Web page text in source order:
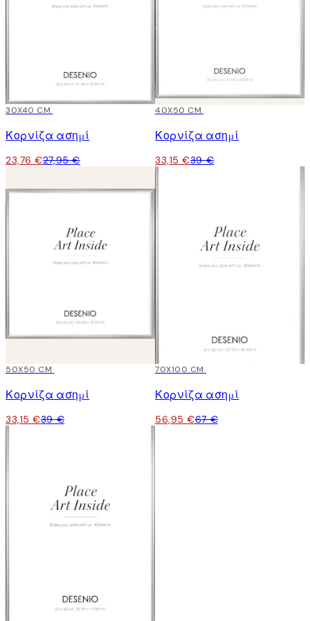
15%*
30X40 CM
Κορνίζα ασημί
23,76 €27,95 €
15%*
40X50 CM
Κορνίζα ασημί
33,15 €39 €
15%*
50X50 CM
Κορνίζα ασημί
33,15 €39 €
15%*
70X100 CM
Κορνίζα ασημί
56,95 €67 €